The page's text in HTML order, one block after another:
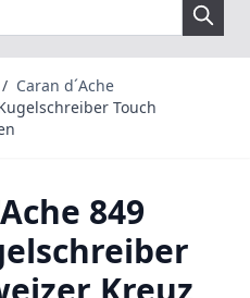
/ Caran d´Ache
Touch
849